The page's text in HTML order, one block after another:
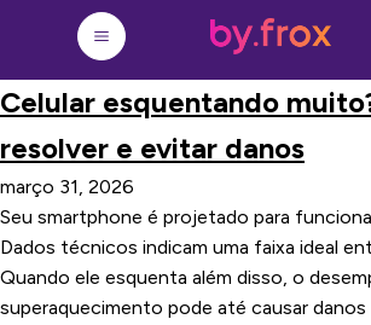
Celular esquentando
resolver e evitar danos
março 31, 2026
Seu smartphone é projetado para
Dados técnicos indicam uma faixa ideal
Quando ele esquenta além disso, o
superaquecimento pode até causar